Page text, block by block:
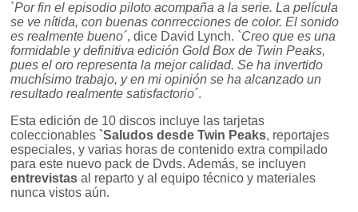
`Por fin el episodio piloto acompaña a la serie. La película
se ve nítida, con buenas conrrecciones de color. El sonido
es realmente bueno´, dice David Lynch. `Creo que es una
formidable y definitiva edición Gold Box de Twin Peaks,
pues el oro representa la mejor calidad. Se ha invertido
muchísimo trabajo, y en mi opinión se ha alcanzado un
resultado realmente satisfactorio´.
Esta edición de 10 discos incluye las tarjetas
coleccionables `Saludos desde Twin Peaks, reportajes
especiales, y varias horas de contenido extra compilado
para este nuevo pack de Dvds. Además, se incluyen
entrevistas al reparto y al equipo técnico y materiales
nunca vistos aún.